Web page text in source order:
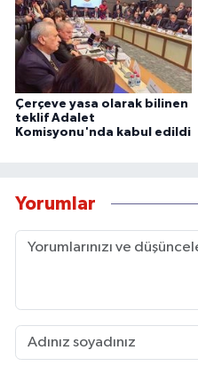
Çerçeve yasa olarak bilinen
teklif Adalet
Komisyonu'nda kabul edildi
Yorumlar